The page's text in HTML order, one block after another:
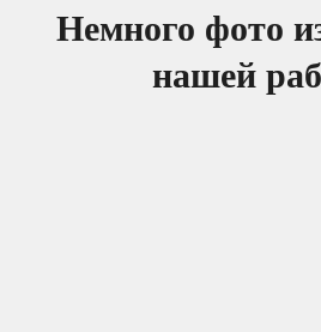
Немного фото
нашей